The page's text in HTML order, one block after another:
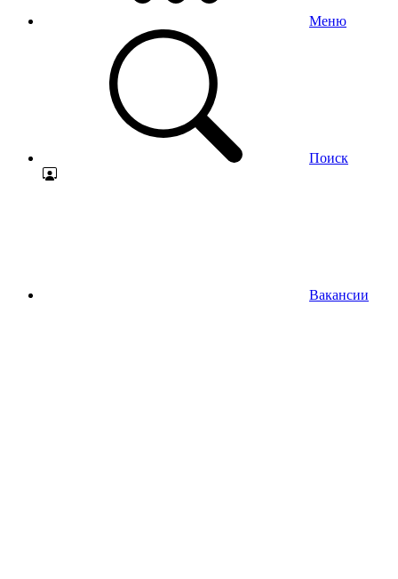
Меню
Поиск
Вакансии